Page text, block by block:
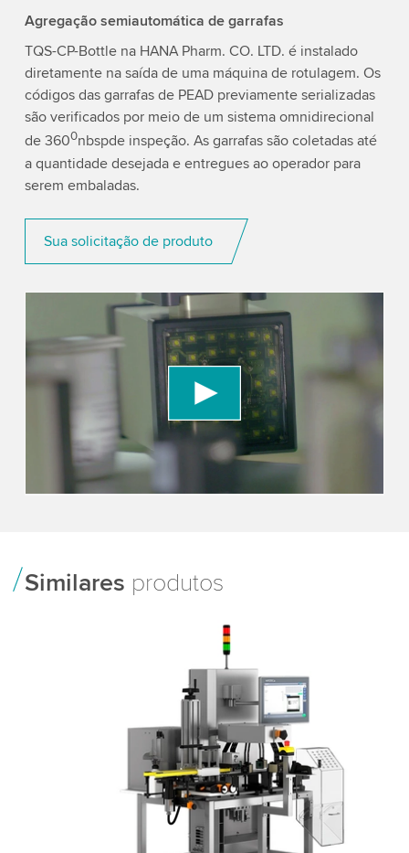
Agregação semiautomática de garrafas
TQS-CP-Bottle na HANA Pharm. CO. LTD. é instalado
diretamente na saída de uma máquina de rotulagem. Os
códigos das garrafas de PEAD previamente serializadas
são verificados por meio de um sistema omnidirecional
de 3600nbspde inspeção. As garrafas são coletadas até
a quantidade desejada e entregues ao operador para
serem embaladas.
Sua solicitação de produto
We need your consent to load the YouTube
Video service!
We use a third party service to embed video
content that may collect data about your activity.
Please review the details and accept the service
to watch this video.
Accept More information
Similares produtos